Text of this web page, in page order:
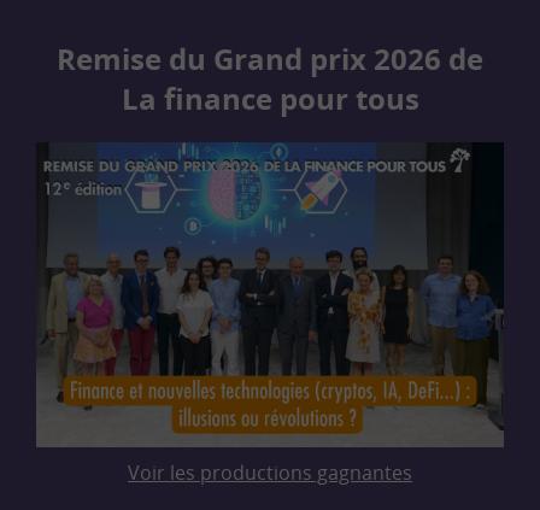
Remise du Grand prix 2026 de
La finance pour tous
Voir les productions gagnantes